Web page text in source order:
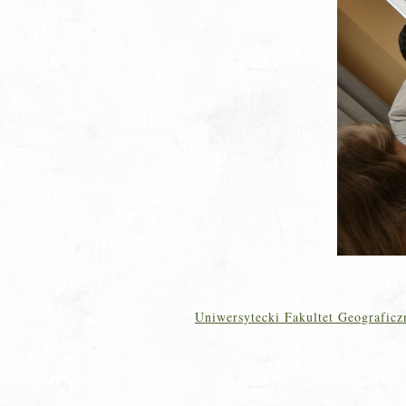
Uniwersytecki Fakultet